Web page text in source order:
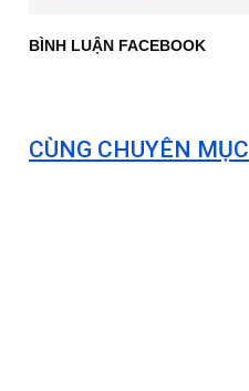
BÌNH LUẬN FACEBOOK
CÙNG CHUYÊN MỤC